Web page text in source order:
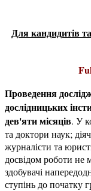
Для кандидитів
Проведення
дослідницьких
дев'яти місяців. У
та доктори наук;
журналісти та
досвідом роботи не
здобувачі
ступінь до початку